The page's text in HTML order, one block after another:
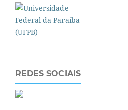
REDES SOCIAIS